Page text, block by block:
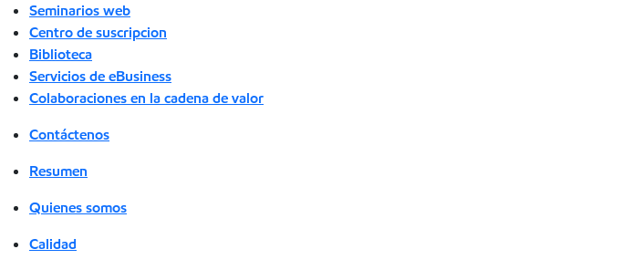
Seminarios web
Centro de suscripcion
Biblioteca
Servicios de eBusiness
Colaboraciones en la cadena de valor
Contáctenos
Resumen
Quienes somos
Calidad